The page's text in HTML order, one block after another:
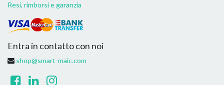
Resi, rimborsi e garanzia
Entra in contatto con noi
shop@smart-maic.com